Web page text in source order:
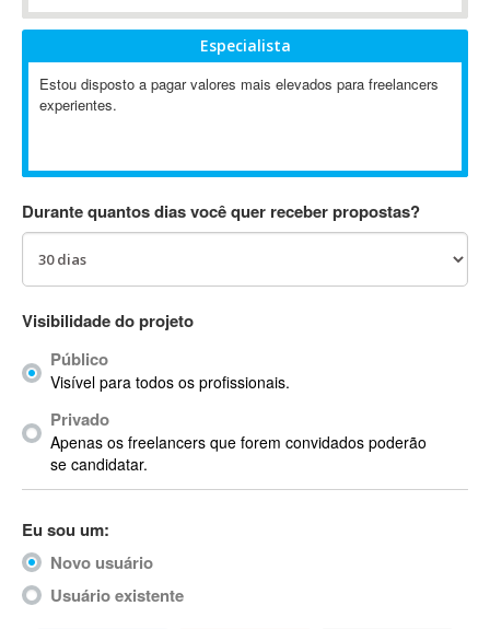
Ableton
Ableton Push
Abstract
AC3
ACID Pro
ACPI
Acrobat
Acrobat X
Acronis
ACT
Actimize
ActionScript
ActionScript 3
Especialista
Estou disposto a pagar valores mais elevados para freelancers
experientes.
Durante quantos dias você quer receber propostas?
Visibilidade do projeto
Público
Visível para todos os profissionais.
Privado
Apenas os freelancers que forem convidados poderão
se candidatar.
Eu sou um:
Novo usuário
Usuário existente